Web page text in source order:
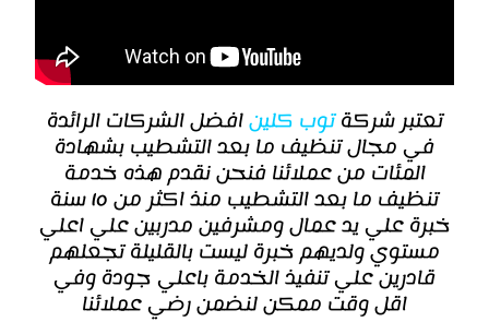
تعتبر شركةتوب كلينافضل الشركات الرائدة
في مجال تنظيف ما بعد التشطيب بشهادة
المئات من عملائنا فنحن نقدم هذه خدمة
تنظيف ما بعد التشطيب منذ اكثر من ١٥ سنة
خبرة علي يد عمال ومشرفين مدربين علي اعلي
مستوي ولديهم خبرة ليست بالقليلة تجعلهم
قادرين علي تنفيذ الخدمة باعلي جودة وفي
اقل وقت ممكن لنضمن رضي عملائنا